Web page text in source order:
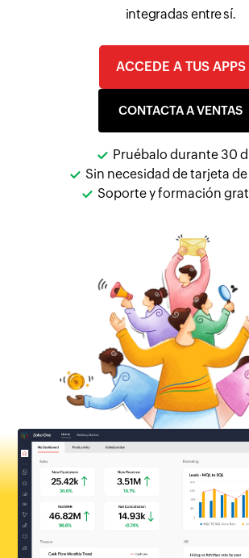
integradas entre sí.
ACCEDE A TUS APPS
CONTACTA A VENTAS
Pruébalo durante 30
Sin necesidad de tarjeta
Soporte y formación